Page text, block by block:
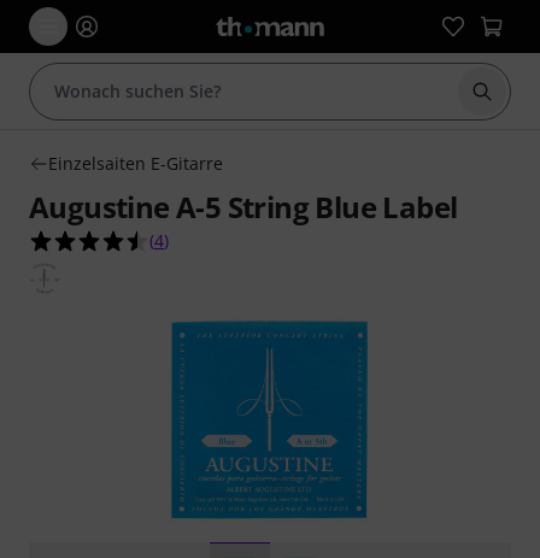
Suche
Einzelsaiten E-Gitarre
Augustine A-5 String Blue Label
4.5 von 5 Sternen aus 4 Kundenbewertungen
(4)